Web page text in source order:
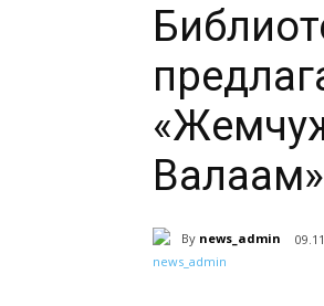
Валаам»
By news_admin